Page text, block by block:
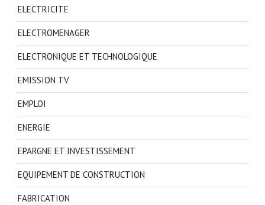
ELECTRICITE
ELECTROMENAGER
ELECTRONIQUE ET TECHNOLOGIQUE
EMISSION TV
EMPLOI
ENERGIE
EPARGNE ET INVESTISSEMENT
EQUIPEMENT DE CONSTRUCTION
FABRICATION